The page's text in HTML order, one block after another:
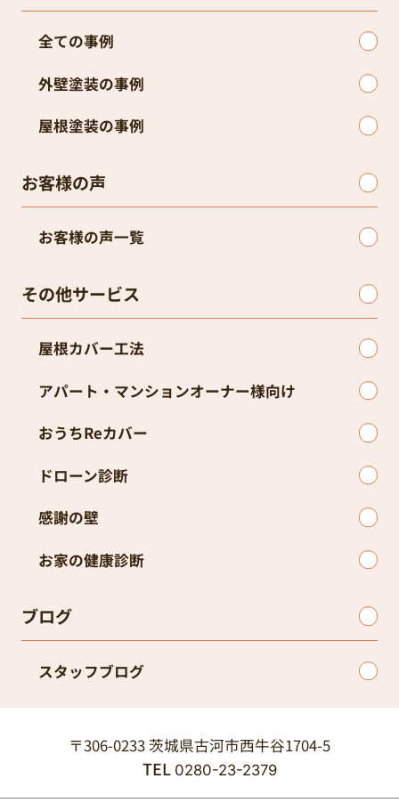
全ての事例
外壁塗装の事例
屋根塗装の事例
お客様の声
お客様の声一覧
その他サービス
屋根カバー工法
アパート・マンションオーナー様向け
おうちReカバー
ドローン診断
感謝の壁
お家の健康診断
ブログ
スタッフブログ
〒306-0233 茨城県古河市西牛谷1704-5
TEL 0280-23-2379